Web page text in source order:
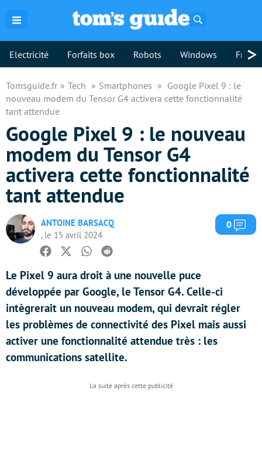
Electricité Forfaits box Robots Windows >
Tomsguide.fr Tech Smartphones
Google Pixel 9 : le
nouveau modem du Tensor G4 activera cette fonctionnalité
tant attendue
Google Pixel 9 : le nouveau
modem du Tensor G4
activera cette fonctionnalité
tant attendue
ANTOINE BARSACQ
, le 15 avril 2024
0
Facebook
TwitterWhatsapp
Reddit
Le Pixel 9 aura droit à une nouvelle puce
développée par Google, le Tensor G4. Celle-ci
intègrerait un nouveau modem, qui devrait régler
les problèmes de connectivité des Pixel mais aussi
activer une fonctionnalité attendue très : les
communications satellite.